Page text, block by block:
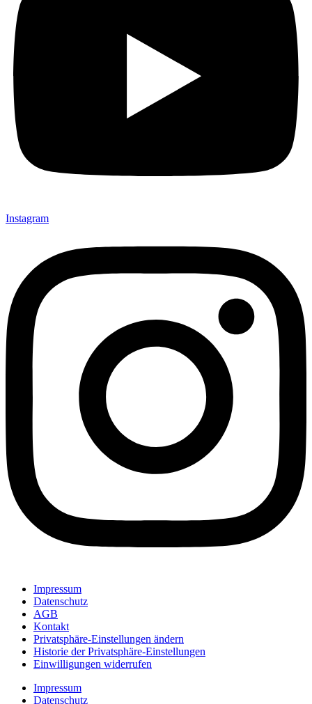
Instagram
Impressum
Datenschutz
AGB
Kontakt
Privatsphäre-Einstellungen ändern
Historie der Privatsphäre-Einstellungen
Einwilligungen widerrufen
Impressum
Datenschutz